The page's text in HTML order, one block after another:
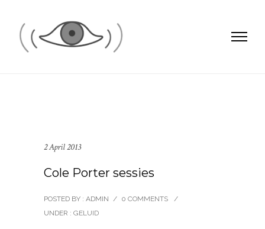
2 April 2013
Cole Porter sessies
POSTED BY : ADMIN / 0 COMMENTS
/
UNDER : GELUID